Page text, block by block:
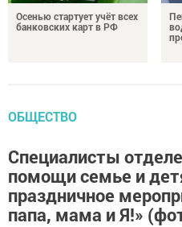
Осенью стартует учёт всех
банковских карт в РФ
ОБЩЕСТВО
Специалисты
помощи семье и
праздничное
папа, мама и Я!»